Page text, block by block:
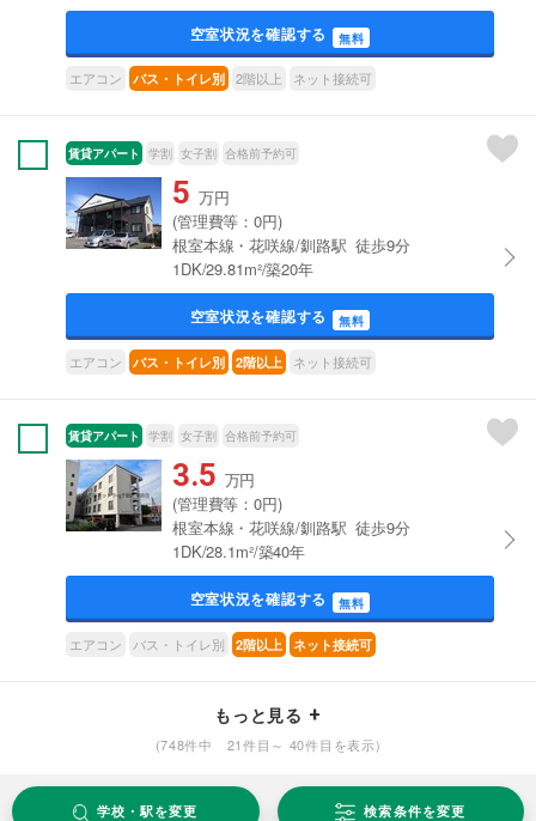
空室状況を確認する 無料
エアコン バス・トイレ別 2階以上 ネット接続可
賃貸アパート 学割 女子割 合格前予約可
5 万円
(管理費等：0円)
根室本線・花咲線/釧路駅 徒歩9分
1DK/29.81m²/築20年
空室状況を確認する 無料
エアコン バス・トイレ別 2階以上 ネット接続可
賃貸アパート 学割 女子割 合格前予約可
3.5 万円
(管理費等：0円)
根室本線・花咲線/釧路駅 徒歩9分
1DK/28.1m²/築40年
空室状況を確認する 無料
エアコン バス・トイレ別 2階以上 ネット接続可
もっと見る
(748件中 21件目～ 40件目を表示)
学校・駅を変更 検索条件を変更